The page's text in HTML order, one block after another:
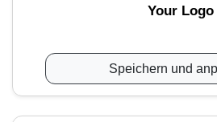
Your Logo
Speichern und